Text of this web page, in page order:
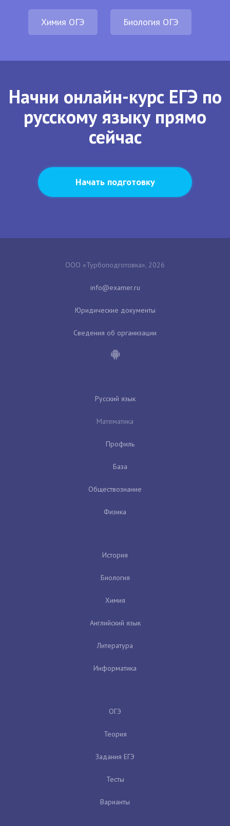
Химия ОГЭ Биология ОГЭ
Начни онлайн-курс ЕГЭ по
русскому языку прямо
сейчас
Начать подготовку
ООО «Турбоподготовка», 2026
Юридические документы
Сведения об организации
Русский язык
Математика
Профиль
База
Обществознание
Физика
История
Биология
Химия
Английский язык
Литература
Информатика
ОГЭ
Теория
Задания ЕГЭ
Тесты
Варианты